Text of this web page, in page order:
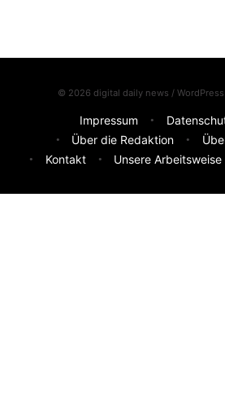
© 2026 digital daily news /
Impressum
Über die Redaktion
Kontakt
Unsere Arbeitsweise